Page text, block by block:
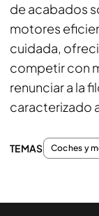
de acabados
motores
cuidada,
competir con
renunciar a la
caracterizado
TEMAS Coches y